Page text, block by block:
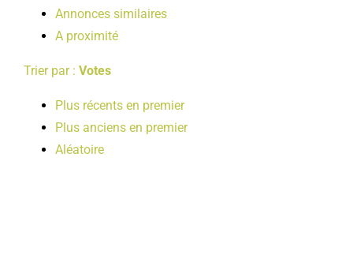
Annonces similaires
A proximité
Trier par : Votes
Plus récents en premier
Plus anciens en premier
Aléatoire